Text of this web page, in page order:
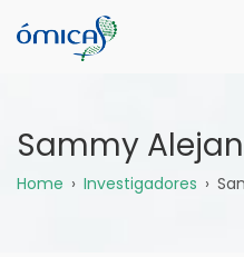
Sammy
Sobrescribir
Home Investigadores